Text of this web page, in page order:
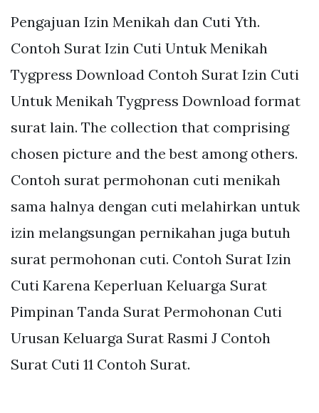
Pengajuan Izin Menikah dan Cuti Yth.
Contoh Surat Izin Cuti Untuk Menikah
Tygpress Download Contoh Surat Izin Cuti
Untuk Menikah Tygpress Download format
surat lain. The collection that comprising
chosen picture and the best among others.
Contoh surat permohonan cuti menikah
sama halnya dengan cuti melahirkan untuk
izin melangsungan pernikahan juga butuh
surat permohonan cuti. Contoh Surat Izin
Cuti Karena Keperluan Keluarga Surat
Pimpinan Tanda Surat Permohonan Cuti
Urusan Keluarga Surat Rasmi J Contoh
Surat Cuti 11 Contoh Surat.